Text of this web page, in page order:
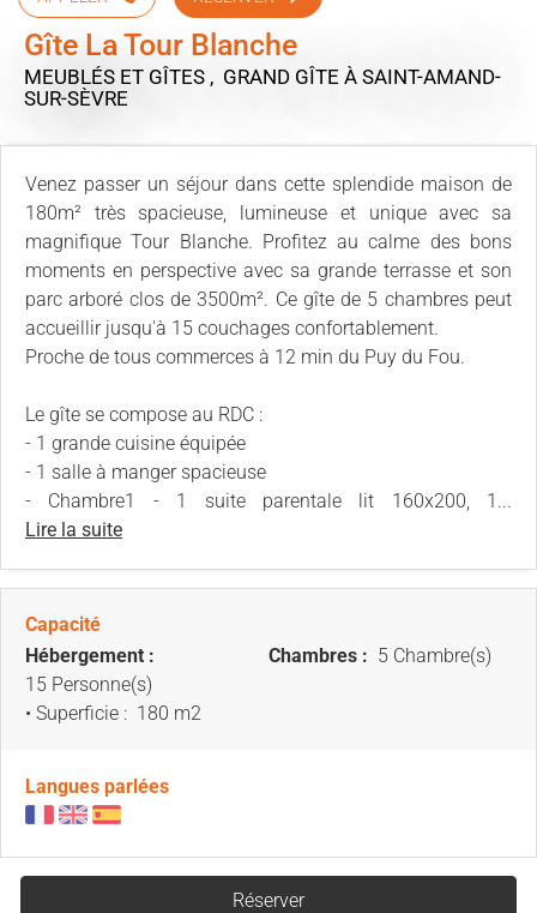
Gîte La Tour Blanche
MEUBLÉS ET GÎTES , GRAND GÎTE À SAINT-AMAND-
SUR-SÈVRE
Venez passer un séjour dans cette splendide maison de
180m² très spacieuse, lumineuse et unique avec sa
magnifique Tour Blanche. Profitez au calme des bons
moments en perspective avec sa grande terrasse et son
parc arboré clos de 3500m². Ce gîte de 5 chambres peut
accueillir jusqu'à 15 couchages confortablement.
Proche de tous commerces à 12 min du Puy du Fou.
Le gîte se compose au RDC :
- 1 grande cuisine équipée
- 1 salle à manger spacieuse
- Chambre1 - 1 suite parentale lit 160x200, 1...
Lire la suite
Capacité
Hébergement :
15 Personne(s)
• Superficie : 180 m2
Chambres : 5 Chambre(s)
Langues parlées
Réserver